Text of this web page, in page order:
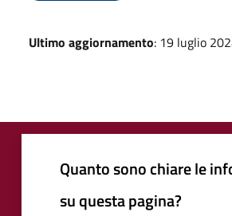
Ultimo aggiornamento: 19 luglio
Quanto sono chiare le
su questa pagina?